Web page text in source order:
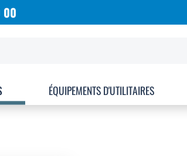
00
ÉQUIPEMENTS D'UTILITAIRES